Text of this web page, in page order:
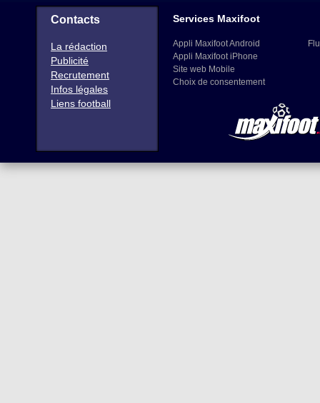
Contacts
La rédaction
Publicité
Recrutement
Infos légales
Liens football
Services Maxifoot
Appli Maxifoot Android
Appli Maxifoot iPhone
Site web Mobile
Choix de consentement